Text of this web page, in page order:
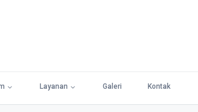
Layanan Galeri Kontak